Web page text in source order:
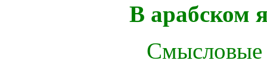
В арабском
Смысловые